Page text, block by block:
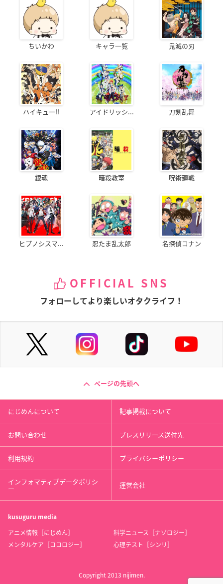
ちいかわ キャラ一覧 鬼滅の刃
ハイキュー!! アイドリッシ... 刀剣乱舞
銀魂 暗殺教室 呪術廻戦
ヒプノシスマ... 忍たま乱太郎 名探偵コナン
OFFICIAL SNS
フォローしてより楽しいオタクライフ！
ページの先頭へ
にじめんについて 記事掲載について
お問い合わせ プレスリリース送付先
利用規約 プライバシーポリシー
インフォマティブデータポリシ
ー 運営会社
kusuguru media
アニメ情報［にじめん］
科学ニュース［ナゾロジー］
メンタルケア［ココロジー］
心理テスト［シンリ］
Copyright 2013 nijimen.